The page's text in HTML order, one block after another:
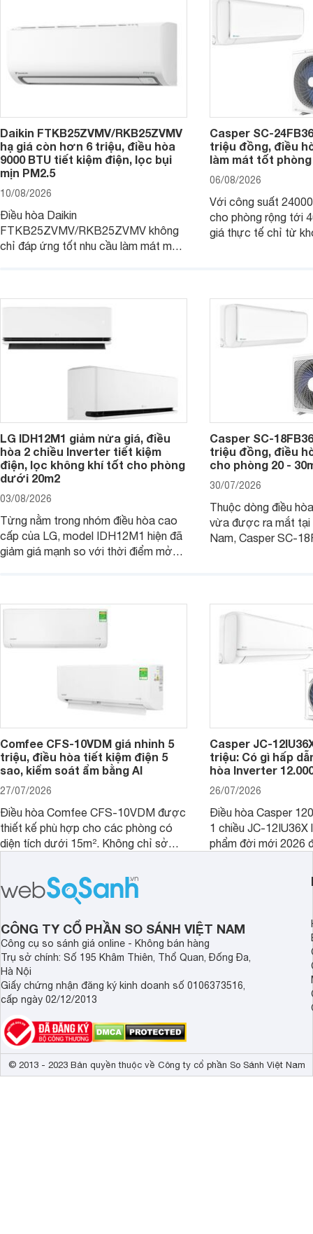
Daikin FTKB25ZVMV/RKB25ZVMV
hạ giá còn hơn 6 triệu, điều hòa
9000 BTU tiết kiệm điện, lọc bụi
mịn PM2.5
10/08/2026
Điều hòa Daikin
FTKB25ZVMV/RKB25ZVMV không
chỉ đáp ứng tốt nhu cầu làm mát mà
được bán với mức giá khá hấp dẫn
máy.
Casper SC-
triệu đồng, điều
làm mát tốt phòng
06/08/2026
Với công suất
cho phòng rộng tới
giá thực tế chỉ từ
LG IDH12M1 giảm nửa giá, điều
hòa 2 chiều Inverter tiết kiệm
điện, lọc không khí tốt cho phòng
dưới 20m2
03/08/2026
Từng nằm trong nhóm điều hòa cao
cấp của LG, model IDH12M1 hiện đã
giảm giá mạnh so với thời điểm mở
đại.
Casper SC-
triệu đồng, điều
cho phòng 20 -
30/07/2026
Thuộc dòng điều
vừa được ra mắt
Nam, Casper SC-
nhiều tính năng và
Comfee CFS-10VDM giá nhỉnh 5
triệu, điều hòa tiết kiệm điện 5
sao, kiểm soát ẩm bằng AI
27/07/2026
Điều hòa Comfee CFS-10VDM được
thiết kế phù hợp cho các phòng có
diện tích dưới 15m². Không chỉ sở
điện, sản phẩm còn có khả năng kiểm
soát độ ẩm hiệu quả cùng nhiều tính
năng hiện đại, trong khi vẫn duy trì
mức giá dễ tiếp cận.
Casper JC-
triệu: Có gì hấp
hòa Inverter
26/07/2026
Điều hòa Casper
1 chiều JC-12IU36X
phẩm đời mới 2026
sở hữu khả năng
có giá bán rất hợp lý.
CÔNG TY CỔ PHẦN SO SÁNH VIỆT NAM
Công cụ so sánh giá online - Không bán hàng
Trụ sở chính: Số 195 Khâm Thiên, Thổ Quan, Đống Đa,
Hà Nội
Giấy chứng nhận đăng ký kinh doanh số 0106373516,
cấp ngày 02/12/2013
© 2013 - 2023 Bản quyền thuộc về Công ty cổ phần So Sánh Việt Nam